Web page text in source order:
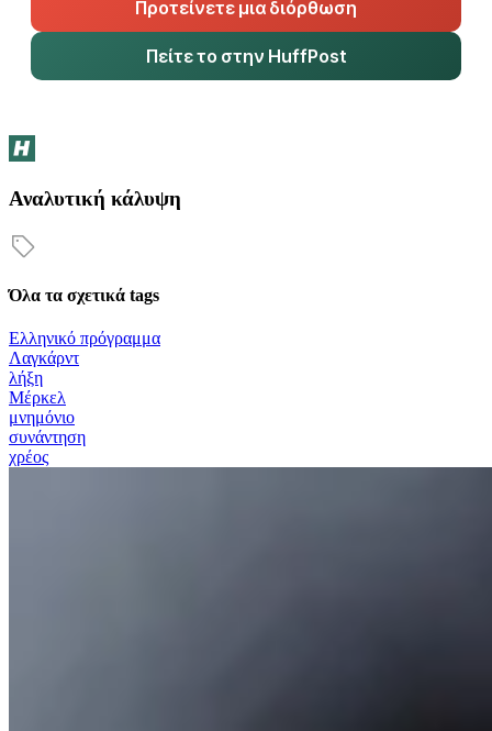
Προτείνετε μια διόρθωση
Πείτε το στην HuffPost
Αναλυτική κάλυψη
Όλα τα σχετικά tags
Ελληνικό πρόγραμμα
Λαγκάρντ
λήξη
Μέρκελ
μνημόνιο
συνάντηση
χρέος